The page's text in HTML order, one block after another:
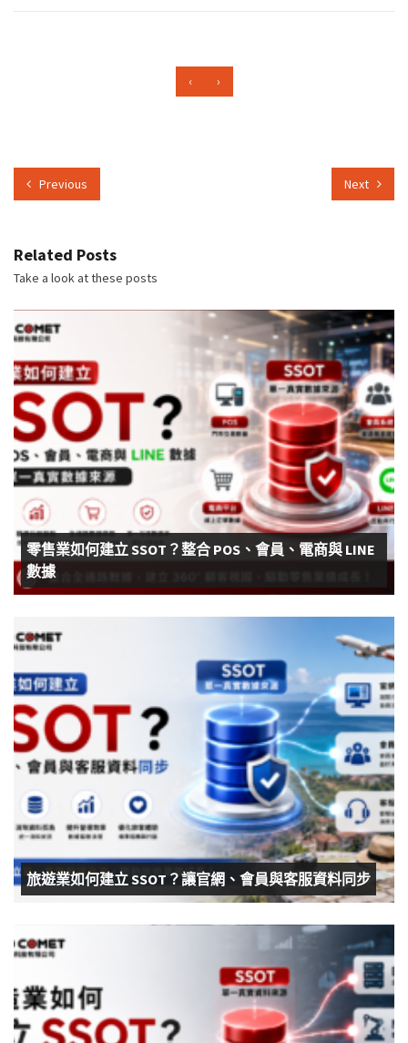
‹ ›
Previous Next
Related Posts
Take a look at these posts
零售業如何建立 SSOT？整合 POS、會員、電商與 LINE
數據
旅遊業如何建立 SSOT？讓官網、會員與客服資料同步